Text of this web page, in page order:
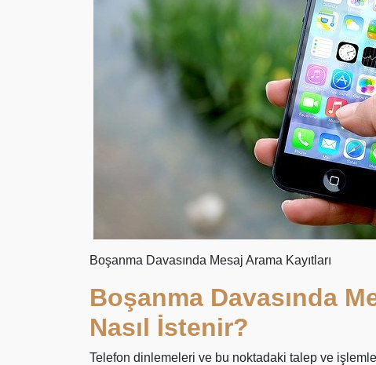
Boşanma Davasında Mesaj Arama Kayıtları
Boşanma Davasında
Nasıl İstenir?
Telefon dinlemeleri ve bu noktadaki talep ve